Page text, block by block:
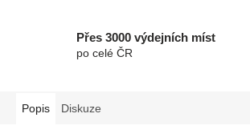
Přes 3000 výdejních míst
po celé ČR
Popis Diskuze